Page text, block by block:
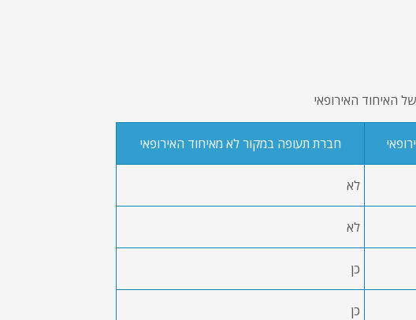
האיחוד האירופאי
חברת תעופה במקור לא מאיחוד האירופאי
לא
לא
כן
כן